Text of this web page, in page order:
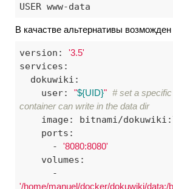
USER www-data
В качастве альтернативы возможден
version: '3.5'
services:
    user:
"${UID}" # set a
container can write in the data dir
      -
'8080:8080'
'/home/manuel/docker/dokuwiki/data:/